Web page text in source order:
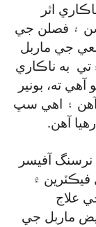
اثر
۽ فصلن جي
جي ماربل
به ناڪاري
ته، بونير
لڳل آهن ۽ اهي سڀ
آهن.
آفيسر
۾
علاج
50 سيڪڙو مريض ماربل جي